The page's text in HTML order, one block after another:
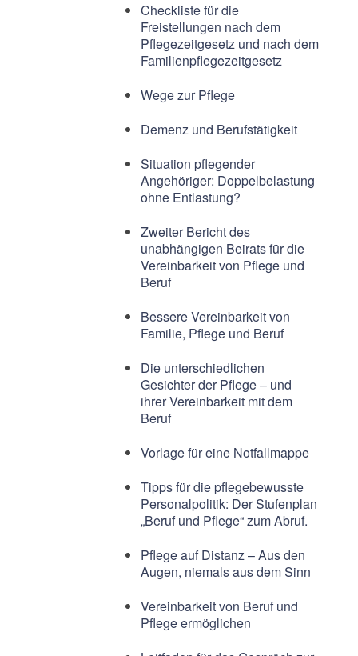
Checkliste für die
Freistellungen nach dem
Pflegezeitgesetz und nach dem
Familienpflegezeitgesetz
Wege zur Pflege
Demenz und Berufstätigkeit
Situation pflegender
Angehöriger: Doppelbelastung
ohne Entlastung?
Zweiter Bericht des
unabhängigen Beirats für die
Vereinbarkeit von Pflege und
Beruf
Bessere Vereinbarkeit von
Familie, Pflege und Beruf
Die unterschiedlichen
Gesichter der Pflege – und
ihrer Vereinbarkeit mit dem
Beruf
Vorlage für eine Notfallmappe
Tipps für die pflegebewusste
Personalpolitik: Der Stufenplan
„Beruf und Pflege“ zum Abruf.
Pflege auf Distanz – Aus den
Augen, niemals aus dem Sinn
Vereinbarkeit von Beruf und
Pflege ermöglichen